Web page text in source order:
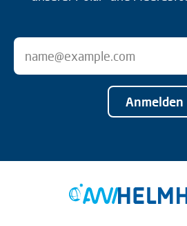
Anmelden